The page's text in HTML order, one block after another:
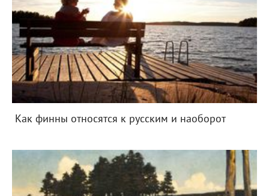
Как финны относятся к русским и наоборот